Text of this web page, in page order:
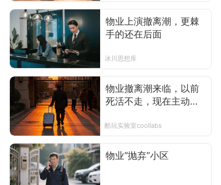
物业上演撤离潮，更棘
手的还在后面
冰川思想库
物业撤离潮来临，以前
死活不走，现在主动逃
酷玩实验室coollabs
物业“抛弃”小区